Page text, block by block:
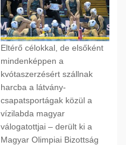
Eltérő célokkal, de elsőként
mindenképpen a
kvótaszerzésért szállnak
harcba a látvány-
csapatsportágak közül a
vízilabda magyar
válogatottjai – derült ki a
Magyar Olimpiai Bizottság